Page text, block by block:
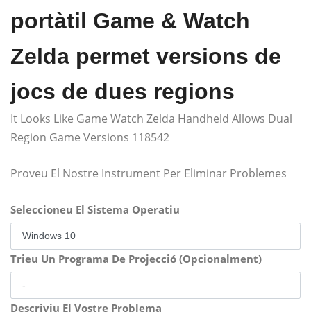
portàtil Game & Watch
Zelda permet versions de
jocs de dues regions
It Looks Like Game Watch Zelda Handheld Allows Dual
Region Game Versions 118542
Proveu El Nostre Instrument Per Eliminar Problemes
Seleccioneu El Sistema Operatiu
Trieu Un Programa De Projecció (Opcionalment)
Descriviu El Vostre Problema